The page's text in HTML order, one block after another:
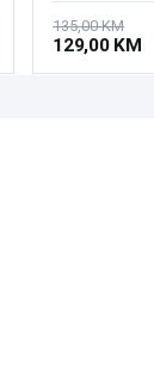
Antennas,
Gigabit
LAN Ports,
135,00 KM
129,00 KM